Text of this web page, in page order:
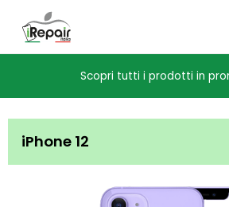
Scopri tutti i prodotti in
iPhone 12